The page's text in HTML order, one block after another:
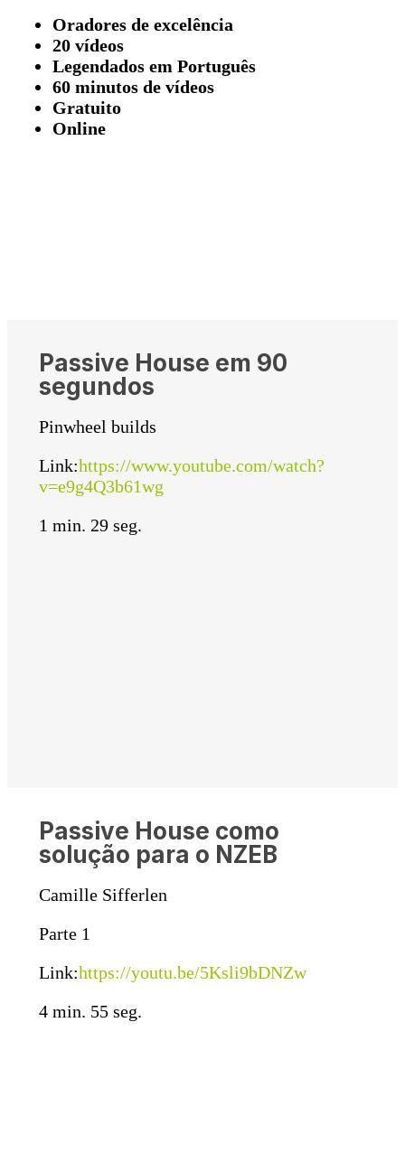
Oradores de excelência
20 vídeos
Legendados em Português
60 minutos de vídeos
Gratuito
Online
Passive House em 90
segundos
Pinwheel builds
Link:https://www.youtube.com/watch?
v=e9g4Q3b61wg
1 min. 29 seg.
Passive House como
solução para o NZEB
Camille Sifferlen
Parte 1
Link:https://youtu.be/5Ksli9bDNZw
4 min. 55 seg.